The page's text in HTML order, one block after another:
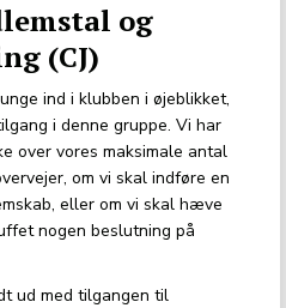
og
(CJ)
ind i klubben i øjeblikket,
i denne gruppe. Vi har
over vores maksimale antal
om vi skal indføre en
eller om vi skal hæve
nogen beslutning på
ud med tilgangen til